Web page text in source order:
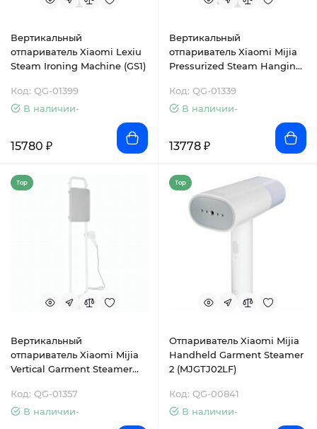
Вертикальный
отпариватель Xiaomi Lexiu
Steam Ironing Machine (GS1)
Код: QG-01399
В наличии-
15780 ₽
Вертикальный
отпариватель Xiaomi Mijia
Pressurized Steam Hanging
Код: QG-01339
В наличии-
13778 ₽
Top
Вертикальный
отпариватель Xiaomi Mijia
Vertical Garment Steamer
Код: QG-01357
В наличии-
Top
Отпариватель Xiaomi Mijia
Handheld Garment Steamer
2 (MJGTJ02LF)
Код: QG-00841
В наличии-